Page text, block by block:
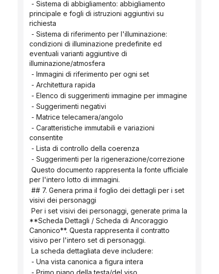
principale e fogli di istruzioni aggiuntivi su
richiesta
condizioni di illuminazione predefinite ed
eventuali varianti aggiuntive di
illuminazione/atmosfera
- Immagini di riferimento per ogni set
- Architettura rapida
- Elenco di suggerimenti immagine per immagine
- Suggerimenti negativi
- Matrice telecamera/angolo
consentite
- Lista di controllo della coerenza
- Suggerimenti per la rigenerazione/correzione
per l'intero lotto di immagini.
visivi dei personaggi
**Scheda Dettagli / Scheda di Ancoraggio
Canonico**. Questa rappresenta il contratto
visivo per l'intero set di personaggi.
La scheda dettagliata deve includere:
- Una vista canonica a figura intera
- Primo piano della testa/del viso